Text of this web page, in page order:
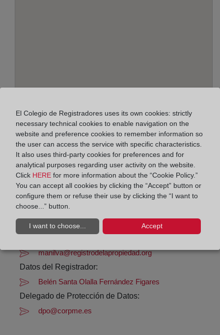
Dr. Álvarez Leyva, Edif.Pasaje, 29691
Horario:
De lunes a viernes de 09:00 a 17:00 horas
Agosto: De lunes a viernes de 09:00 a 14:00 horas
Los días 24 y 31 de diciembre de 09:00 a 14:00
horas
Datos de contacto:
(95) 289 20 00
manilva@registrodelapropiedad.org
Datos del Registrador:
Belén Santa Olalla Fernández Figares
Delegado de Protección de Datos:
dpo@corpme.es
El Colegio de Registradores uses its own cookies: strictly
necessary technical cookies to enable navigation on the
website and preference cookies to remember information so
the user can access the service with specific characteristics.
It also uses third-party cookies for preferences and for
analytical purposes regarding user activity on the website.
Click HERE for more information about the “Cookie Policy.”
You can accept all cookies by clicking the “Accept” button or
configure them or refuse their use by clicking the “I want to
choose...” button.
I want to choose... Accept